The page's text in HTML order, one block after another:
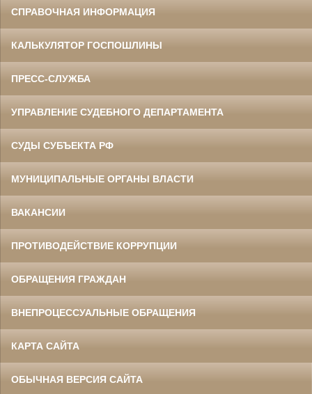
СПРАВОЧНАЯ ИНФОРМАЦИЯ
КАЛЬКУЛЯТОР ГОСПОШЛИНЫ
ПРЕСС-СЛУЖБА
УПРАВЛЕНИЕ СУДЕБНОГО ДЕПАРТАМЕНТА
СУДЫ СУБЪЕКТА РФ
МУНИЦИПАЛЬНЫЕ ОРГАНЫ ВЛАСТИ
ВАКАНСИИ
ПРОТИВОДЕЙСТВИЕ КОРРУПЦИИ
ОБРАЩЕНИЯ ГРАЖДАН
ВНЕПРОЦЕССУАЛЬНЫЕ ОБРАЩЕНИЯ
КАРТА САЙТА
ОБЫЧНАЯ ВЕРСИЯ САЙТА